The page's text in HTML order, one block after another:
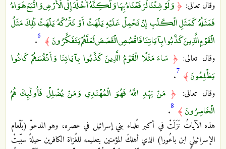
وقال تعالى: ﴿ وَلَوْ شِئْنَا لَرَفَعْنَاهُ بِهَا وَلَٰكِنَّهُ أَخْلَدَ إِلَى الْأَرْضِ وَاتَّبَعَ هَوَاهُ
فَمَثَلُهُ كَمَثَلِ الْكَلْبِ إِنْ تَحْمِلْ عَلَيْهِ يَلْهَثْ أَوْ تَتْرُكْهُ يَلْهَثْ ذَٰلِكَ مَثَلُ
الْقَوْمِ الَّذِينَ كَذَّبُوا بِآيَاتِنَا فَاقْصُصِ الْقَصَصَ لَعَلَّهُمْ يَتَفَكَّرُونَ ﴾ 6
.
وقال تعالى: ﴿ سَاءَ مَثَلًا الْقَوْمُ الَّذِينَ كَذَّبُوا بِآيَاتِنَا وَأَنْفُسَهُمْ كَانُوا
يَظْلِمُونَ ﴾ 7
.
وقال تعالى: ﴿مَنْ يَهْدِ اللَّهُ فَهُوَ الْمُهْتَدِي وَمَنْ يُضْلِلْ فَأُولَٰئِكَ هُمُ
الْخَاسِرُونَ ﴾ 8
.
هذه الآياتُ نَزَلَتْ في أكبر عُلماء بني إسرائيل في عصره، وهو المدعوّ (بَلْعام
الإسرائيلي ابن باعُورا) الذي أهلكَ المؤمنين بتعليمه للغُزاة الكافرين حيلةً سبّبتْ